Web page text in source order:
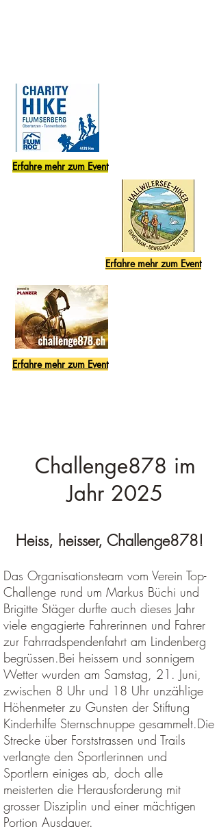
Erfahre mehr zum Event
Erfahre mehr zum Event
Erfahre mehr zum Event
Challenge878 im
Jahr 2025
Heiss, heisser, Challenge878!​
Das Organisationsteam vom Verein Top-
Challenge rund um Markus Büchi und
Brigitte Stäger durfte auch dieses Jahr
viele engagierte Fahrerinnen und Fahrer
zur Fahrradspendenfahrt am Lindenberg
begrüssen.Bei heissem und sonnigem
Wetter wurden am Samstag, 21. Juni,
zwischen 8 Uhr und 18 Uhr unzählige
Höhenmeter zu Gunsten der Stiftung
Kinderhilfe Sternschnuppe gesammelt.​Die
Strecke über Forststrassen und Trails
verlangte den Sportlerinnen und
Sportlern einiges ab, doch alle
meisterten die Herausforderung mit
grosser Disziplin und einer mächtigen
Portion Ausdauer.